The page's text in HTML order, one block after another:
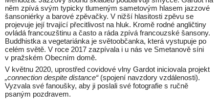
něm zpívá svým typicky tlumeným sametovým hlasem jazzové
šansoniérky a barové zpěvačky. V nižší hlasitosti zpěvu se
projevuje její trvající přecitlivost na hluk. Kromě rodné angličtiny
ovládá francouzštinu a často a ráda zpívá francouzské šansony.
Buddhistka a vegetariánka je světoobčanka, která vystupuje po
celém světě. V roce 2017 zazpívala i u nás ve Smetanově síni
v pražském Obecním domě.
V květnu 2020, uprostřed covidové vlny Gardot iniciovala projekt
„connection despite distance“(spojení navzdory vzdálenosti).
Vyzvala své fanoušky, aby ji poslali své fotografie s ručně
psaným pozdravem.